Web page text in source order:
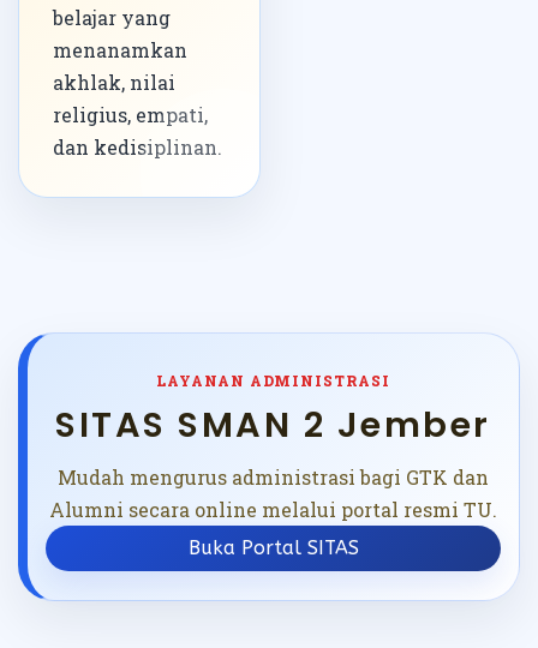
belajar yang
menanamkan
akhlak, nilai
religius, empati,
dan kedisiplinan.
LAYANAN ADMINISTRASI
SITAS SMAN 2 Jember
Mudah mengurus administrasi bagi GTK dan
Alumni secara online melalui portal resmi TU.
Buka Portal SITAS